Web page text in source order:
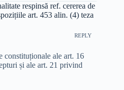
respinsă ref. cererea de
art. 453 alin. (4) teza
REPLY
ale art. 16
și ale art. 21 privind